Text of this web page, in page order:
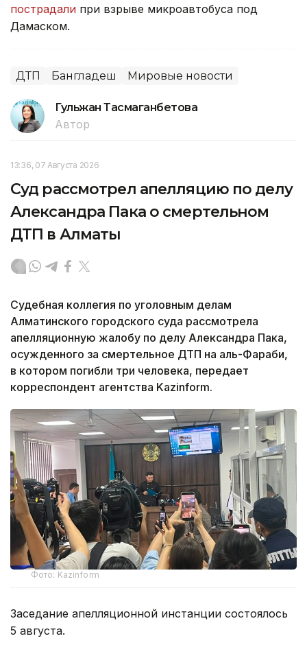
пострадали при взрыве микроавтобуса под
Дамаском.
ДТП Бангладеш Мировые новости
Гульжан Тасмаганбетова
Автор
13:36, 07 Августа 2026
Суд рассмотрел апелляцию по делу
Александра Пака о смертельном
ДТП в Алматы
Судебная коллегия по уголовным делам
Алматинского городского суда рассмотрела
апелляционную жалобу по делу Александра Пака,
осужденного за смертельное ДТП на аль-Фараби,
в котором погибли три человека, передает
корреспондент агентства Kazinform.
Фото: Kazinform
Заседание апелляционной инстанции состоялось
5 августа.